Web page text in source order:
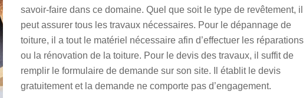
savoir-faire dans ce domaine. Quel que soit le type de revêtement, il
peut assurer tous les travaux nécessaires. Pour le dépannage de
toiture, il a tout le matériel nécessaire afin d’effectuer les réparations
ou la rénovation de la toiture. Pour le devis des travaux, il suffit de
remplir le formulaire de demande sur son site. Il établit le devis
gratuitement et la demande ne comporte pas d’engagement.